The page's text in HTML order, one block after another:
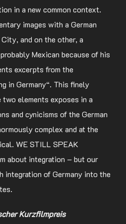
in a new common context.
images with a German
and on the other, a
Mexican because of his
excerpts from the
in Germany“. This finely
elements exposes in a
and cynicisms of the German
complex and at the
WE STILL SPEAK
about integration – but our
integration of Germany into the
Kurzfilmpreis